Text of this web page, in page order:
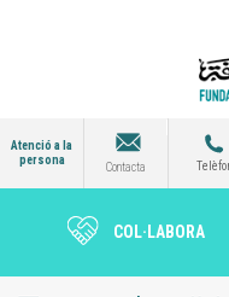
Atenció a la
persona
Contacta
COL·LABORA